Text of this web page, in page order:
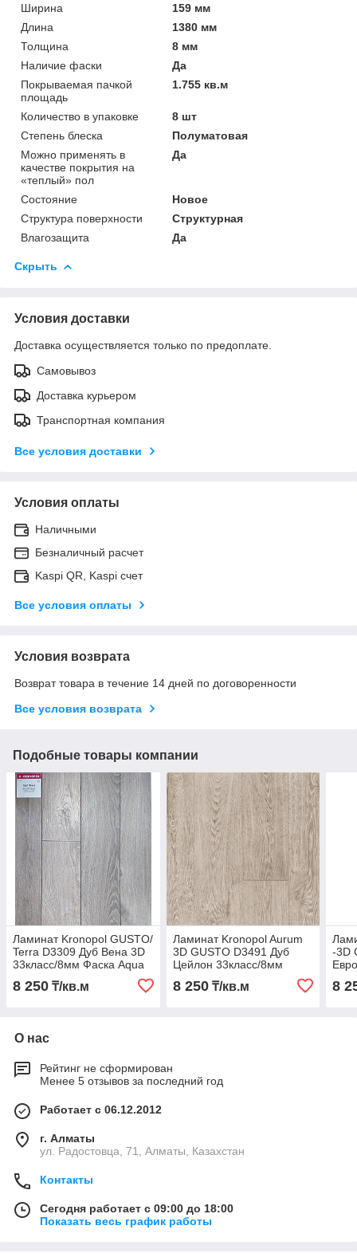
Ширина
159 мм
Длина
1380 мм
Толщина
8 мм
Наличие фаски
Да
Покрываемая пачкой
площадь
1.755 кв.м
Количество в упаковке
8 шт
Степень блеска
Полуматовая
Можно применять в
качестве покрытия на
«теплый» пол
Да
Состояние
Новое
Структура поверхности
Структурная
Влагозащита
Да
Скрыть
Условия доставки
Доставка осуществляется только по предоплате.
Самовывоз
Доставка курьером
Транспортная компания
Все условия доставки
Условия оплаты
Наличными
Безналичный расчет
Kaspi QR, Kaspi счет
Все условия оплаты
Условия возврата
Возврат товара в течение 14 дней по договоренности
Все условия возврата
Подобные товары компании
Ламинат Kronopol GUSTO/
Terra D3309 Дуб Вена 3D
33класс/8мм Фаска Aqua
8 250 ₸/кв.м
Ламинат Kronopol Aurum
3D GUSTO D3491 Дуб
Цейлон 33класс/8мм
8 250₸/кв.м
-3D
8
О нас
Рейтинг не сформирован
Менее 5 отзывов за последний год
Работает с 06.12.2012
г. Алматы
ул. Радостовца, 71, Алматы, Казахстан
Контакты
Сегодня работает с 09:00 до 18:00
Показать весь график работы